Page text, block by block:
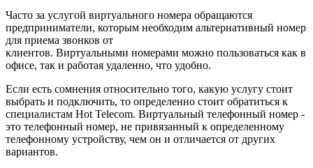
Часто за услугой виртуального номера обращаются
предприниматели, которым необходим альтернативный номер
для приема звонков от
клиентов. Виртуальными номерами можно пользоваться как в
офисе, так и работая удаленно, что удобно.
Если есть сомнения относительно того, какую услугу стоит
выбрать и подключить, то определенно стоит обратиться к
специалистам Hot Telecom. Виртуальный телефонный номер -
это телефонный номер, не привязанный к определенному
телефонному устройству, чем он и отличается от других
вариантов.